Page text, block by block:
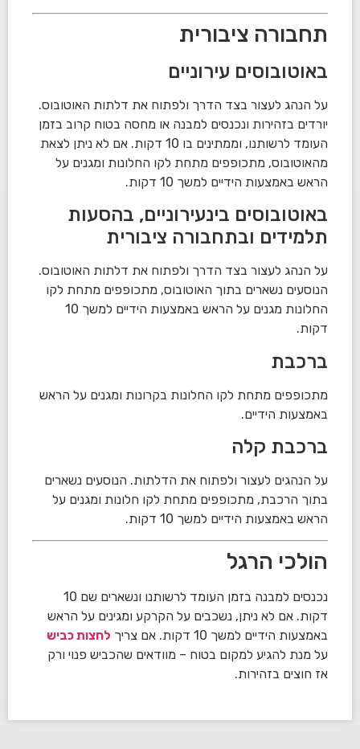
תחבורה ציבורית
באוטובוסים עירוניים
על הנהג לעצור בצד הדרך ולפתוח את דלתות האוטובוס.
יורדים בזהירות ונכנסים למבנה או מחסה בטוח קרוב בזמן
העומד לרשותנו, וממתינים בו 10 דקות. אם לא ניתן לצאת
מהאוטובוס, מתכופפים מתחת לקו החלונות ומגנים על
הראש באמצעות הידיים למשך 10 דקות.
באוטובוסים בינעירוניים, בהסעות
תלמידים ובתחבורה ציבורית
על הנהג לעצור בצד הדרך ולפתוח את דלתות האוטובוס.
הנוסעים נשארים בתוך האוטובוס, מתכופפים מתחת לקו
החלונות מגנים על הראש באמצעות הידיים למשך 10
דקות.
ברכבת
מתכופפים מתחת לקו החלונות בקרונות ומגנים על הראש
באמצעות הידיים.
ברכבת קלה
על הנהגים לעצור ולפתוח את הדלתות. הנוסעים נשארים
בתוך הרכבת, מתכופפים מתחת לקו חלונות ומגנים על
הראש באמצעות הידיים למשך 10 דקות.
הולכי הרגל
נכנסים למבנה בזמן העומד לרשותנו ונשארים שם 10
דקות. אם לא ניתן, נשכבים על הקרקע ומגינים על הראש
באמצעות הידיים למשך 10 דקות. אם צריך
לחצות כביש
על מנת להגיע למקום בטוח – מוודאים שהכביש פנוי ורק
אז חוצים בזהירות.